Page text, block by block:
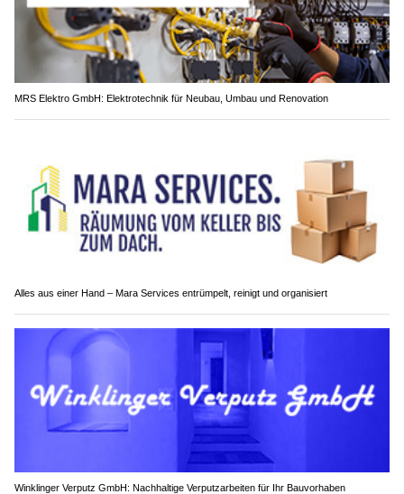
MRS Elektro GmbH: Elektrotechnik für Neubau, Umbau und Renovation
Alles aus einer Hand – Mara Services entrümpelt, reinigt und organisiert
Winklinger Verputz GmbH: Nachhaltige Verputzarbeiten für Ihr Bauvorhaben